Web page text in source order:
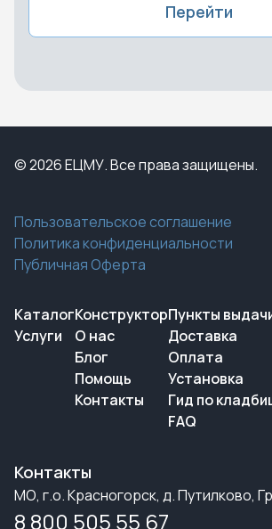
Перейти
© 2026 ЕЦМУ. Все права защищены.
Пользовательское соглашение
Политика конфиденциальности
Публичная Оферта
Каталог
Услуги
Конструктор
О нас
Блог
Помощь
Контакты
Пункты
Доставка
Оплата
Установка
Гид по
FAQ
Контакты
МО, г.о. Красногорск, д. Путилково,
8 800 505 55 67